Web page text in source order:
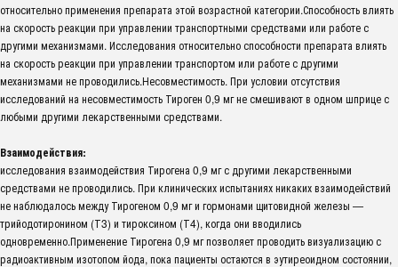
относительно применения препарата этой возрастной категории.Способность влиять
на скорость реакции при управлении транспортными средствами или работе с
другими механизмами. Исследования относительно способности препарата влиять
на скорость реакции при управлении транспортом или работе с другими
механизмами не проводились.Несовместимость. При условии отсутствия
исследований на несовместимость Тироген 0,9 мг не смешивают в одном шприце с
любыми другими лекарственными средствами.
Взаимодействия:
исследования взаимодействия Тирогена 0,9 мг с другими лекарственными
средствами не проводились. При клинических испытаниях никаких взаимодействий
не наблюдалось между Тирогеном 0,9 мг и гормонами щитовидной железы —
трийодотиронином (Т3) и тироксином (Т4), когда они вводились
одновременно.Применение Тирогена 0,9 мг позволяет проводить визуализацию с
радиоактивным изотопом йода, пока пациенты остаются в эутиреоидном состоянии,